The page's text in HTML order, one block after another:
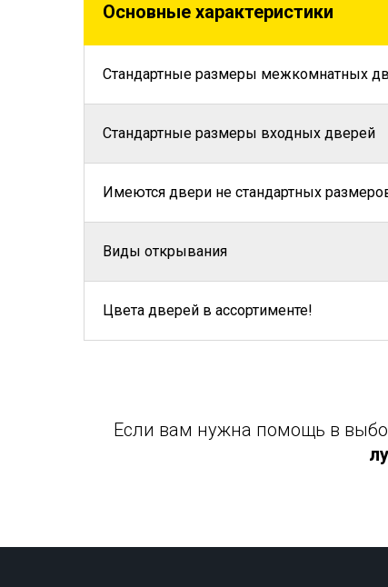
Основные характеристики
Стандартные размеры межкомнатных
Стандартные размеры входных дверей
Имеются двери не стандартных
Виды открывания
Цвета дверей в ассортименте!
Если вам нужна помощь в